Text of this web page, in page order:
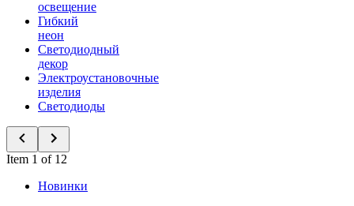
освещение
Гибкий
неон
Светодиодный
декор
Электроустановочные
изделия
Светодиоды
Item 1 of 12
Новинки